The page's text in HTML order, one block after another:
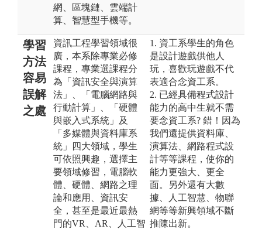
網、區塊鏈、雲端計
算、智慧型手機等。
學習
方法
容易
誤解
之處
資訊工程學習領域很
廣，本系除專業必修
課程，專業選課程分
為「資訊安全與演算
法」、「電腦網路與
行動計算」、「硬體
與嵌入式系統」及
「多媒體與資料庫系
統」四大領域，學生
可依照興趣，選擇主
要領域修習，電腦軟
體、硬體、網路之理
論和應用、資訊安
全，甚至是最近最熱
門的VR、AR、人工智
1. 資工系學生的角色
是設計遊戲供他人
玩，喜歡玩遊戲不代
表適合念資工系。
2. 已經具備程式設計
能力的高中生就不需
要念資工系? 錯！因為
我們還提供資料庫、
演算法、網路程式設
計等等課程，使你的
能力更強大、更全
面。另外還有大數
據、人工智慧、物聯
網等等新興領域不斷
推陳出新。